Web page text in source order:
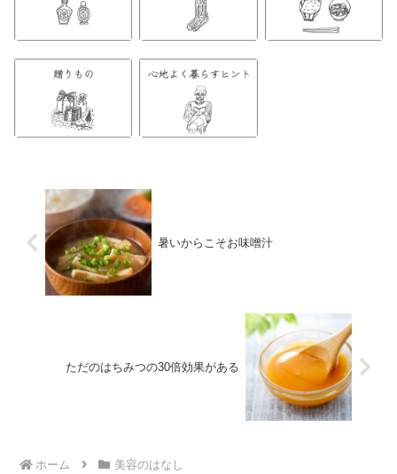
暑いからこそお味噌汁
ただのはちみつの30倍効果がある
ホーム 美容のはなし